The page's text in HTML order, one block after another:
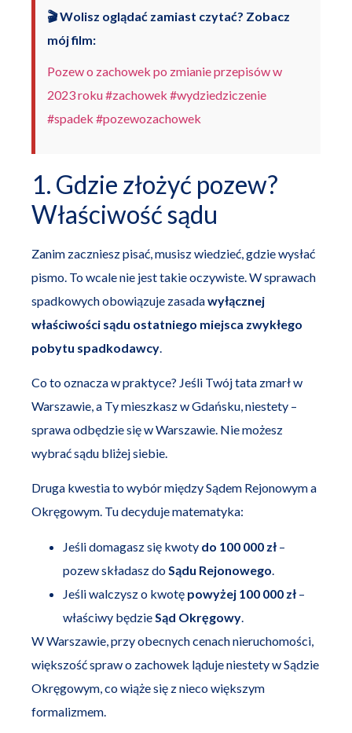
🎬 Wolisz oglądać zamiast czytać? Zobacz
mój film:
Pozew o zachowek po zmianie przepisów w
2023 roku #zachowek #wydziedziczenie
#spadek #pozewozachowek
1. Gdzie złożyć pozew?
Właściwość sądu
Zanim zaczniesz pisać, musisz wiedzieć, gdzie wysłać
pismo. To wcale nie jest takie oczywiste. W sprawach
spadkowych obowiązuje zasadawyłącznej
właściwości sądu ostatniego miejsca zwykłego
pobytu spadkodawcy
Co to oznacza w praktyce? Jeśli Twój tata zmarł w
Warszawie, a Ty mieszkasz w Gdańsku, niestety –
sprawa odbędzie się w Warszawie. Nie możesz
wybrać sądu bliżej siebie.
Druga kwestia to wybór między Sądem Rejonowym a
Okręgowym. Tu decyduje matematyka:
Jeśli domagasz się kwoty do 100 000 zł –
pozew składasz do Sądu Rejonowego
Jeśli walczysz o kwotę powyżej 100 000 zł –
właściwy będzie Sąd Okręgowy
W Warszawie, przy obecnych cenach nieruchomości,
większość spraw o zachowek ląduje niestety w Sądzie
Okręgowym, co wiąże się z nieco większym
formalizmem.